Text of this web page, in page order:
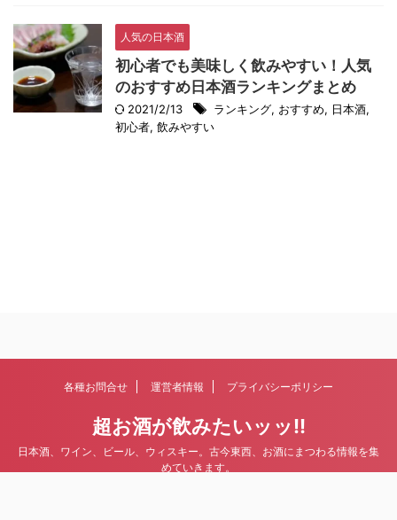
人気の日本酒
初心者でも美味しく飲みやすい！人気
のおすすめ日本酒ランキングまとめ
2021/2/13 ランキング, おすすめ, 日本酒,
初心者, 飲みやすい
各種お問合せ 運営者情報 プライバシーポリシー
超お酒が飲みたいッッ!!
日本酒、ワイン、ビール、ウィスキー。古今東西、お酒にまつわる情報を集
めていきます。